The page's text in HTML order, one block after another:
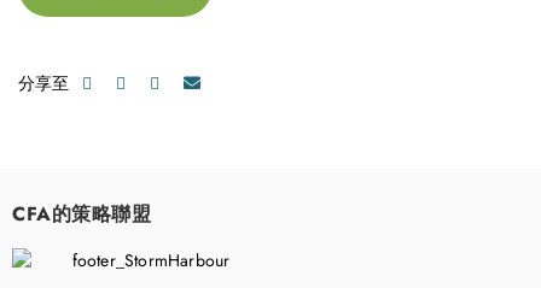
分享至
CFA的策略聯盟